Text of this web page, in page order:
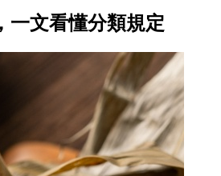
一文看懂分類規定